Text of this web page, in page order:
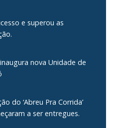
e superou as
nova Unidade de
do ‘Abreu Pra Corrida’
a ser entregues.